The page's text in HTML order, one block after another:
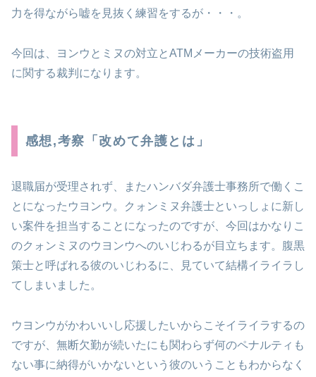
力を得ながら嘘を見抜く練習をするが・・・。
今回は、ヨンウとミヌの対立とATMメーカーの技術盗用
に関する裁判になります。
感想,考察「改めて弁護とは」
退職届が受理されず、またハンバダ弁護士事務所で働くこ
とになったウヨンウ。クォンミヌ弁護士といっしょに新し
い案件を担当することになったのですが、今回はかなりこ
のクォンミヌのウヨンウへのいじわるが目立ちます。腹黒
策士と呼ばれる彼のいじわるに、見ていて結構イライラし
てしまいました。
ウヨンウがかわいいし応援したいからこそイライラするの
ですが、無断欠勤が続いたにも関わらず何のペナルティも
ない事に納得がいかないという彼のいうこともわからなく